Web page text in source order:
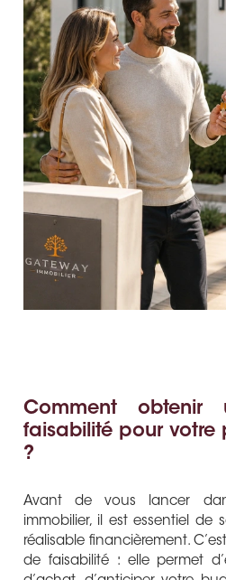
Comment
faisabilité pour votre
?
Avant de vous lancer
immobilier, il est essentiel de
réalisable financièrement.
de faisabilité : elle permet